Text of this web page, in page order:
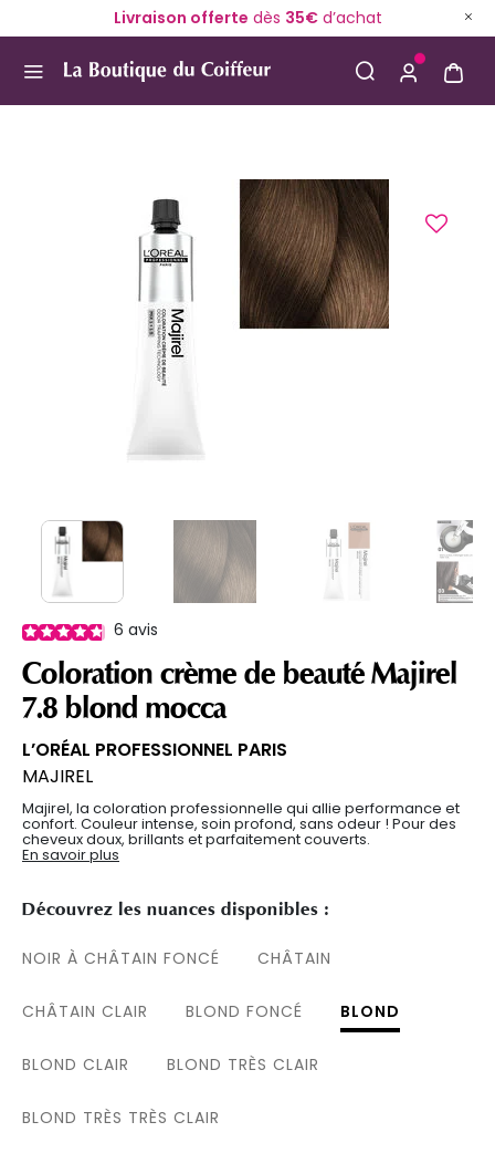
Livraison offerte dès 35€d’achat
6 avis
Coloration crème de beauté Majirel
7.8 blond mocca
L’ORÉAL PROFESSIONNEL PARIS
MAJIREL
Majirel, la coloration professionnelle qui allie performance et
confort. Couleur intense, soin profond, sans odeur ! Pour des
cheveux doux, brillants et parfaitement couverts.
En savoir plus
Découvrez les nuances disponibles :
NOIR À CHÂTAIN FONCÉ CHÂTAIN
CHÂTAIN CLAIR BLOND FONCÉ BLOND
BLOND CLAIR BLOND TRÈS CLAIR
BLOND TRÈS TRÈS CLAIR